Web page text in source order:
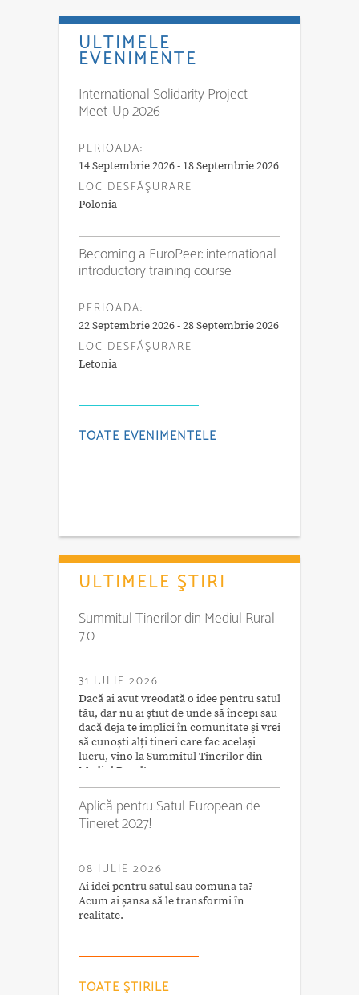
ULTIMELE
EVENIMENTE
International Solidarity Project
Meet-Up 2026
PERIOADA:
14 Septembrie 2026 - 18 Septembrie 2026
LOC DESFĂŞURARE
Polonia
Becoming a EuroPeer: international
introductory training course
PERIOADA:
22 Septembrie 2026 - 28 Septembrie 2026
LOC DESFĂŞURARE
Letonia
TOATE EVENIMENTELE
ULTIMELE ŞTIRI
Summitul Tinerilor din Mediul Rural
7.0
31 IULIE 2026
Dacă ai avut vreodată o idee pentru satul
tău, dar nu ai știut de unde să începi sau
dacă deja te implici în comunitate și vrei
să cunoști alți tineri care fac același
lucru, vino la Summitul Tinerilor din
Mediul Rural!
Aplică pentru Satul European de
Tineret 2027!
08 IULIE 2026
Ai idei pentru satul sau comuna ta?
Acum ai șansa să le transformi în
realitate.
TOATE ŞTIRILE